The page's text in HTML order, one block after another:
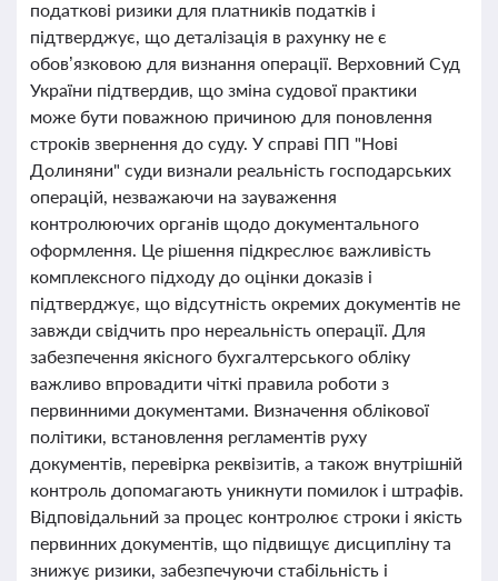
податкові ризики для платників податків і
підтверджує, що деталізація в рахунку не є
обов’язковою для визнання операції. Верховний Суд
України підтвердив, що зміна судової практики
може бути поважною причиною для поновлення
строків звернення до суду. У справі ПП "Нові
Долиняни" суди визнали реальність господарських
операцій, незважаючи на зауваження
контролюючих органів щодо документального
оформлення. Це рішення підкреслює важливість
комплексного підходу до оцінки доказів і
підтверджує, що відсутність окремих документів не
завжди свідчить про нереальність операції. Для
забезпечення якісного бухгалтерського обліку
важливо впровадити чіткі правила роботи з
первинними документами. Визначення облікової
політики, встановлення регламентів руху
документів, перевірка реквізитів, а також внутрішній
контроль допомагають уникнути помилок і штрафів.
Відповідальний за процес контролює строки і якість
первинних документів, що підвищує дисципліну та
знижує ризики, забезпечуючи стабільність і